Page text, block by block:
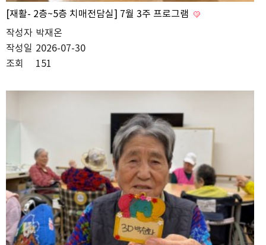
[재활- 2층~5층 치매전담실] 7월 3주 프로그램
작성자 박재온
작성일 2026-07-30
조회
151